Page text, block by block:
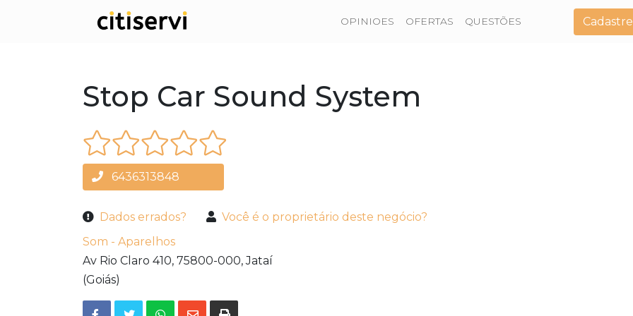
OPINIOES OFERTAS QUESTÕES
Stop Car Sound System
6436313848
Dados errados?
Você é o proprietário deste negócio?
Som - Aparelhos
Av Rio Claro 410, 75800-000, Jataí
(Goiás)